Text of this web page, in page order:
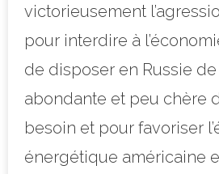
victorieusement
pour interdire à
de disposer en Russie de
abondante et peu chère
besoin et pour favoriser
énergétique américaine